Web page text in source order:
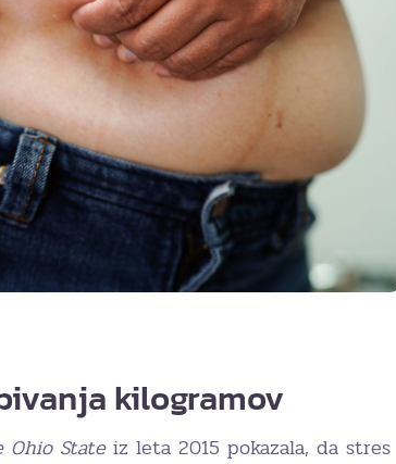
kilogramov
Ohio Stateiz leta 2015 pokazala, da stres